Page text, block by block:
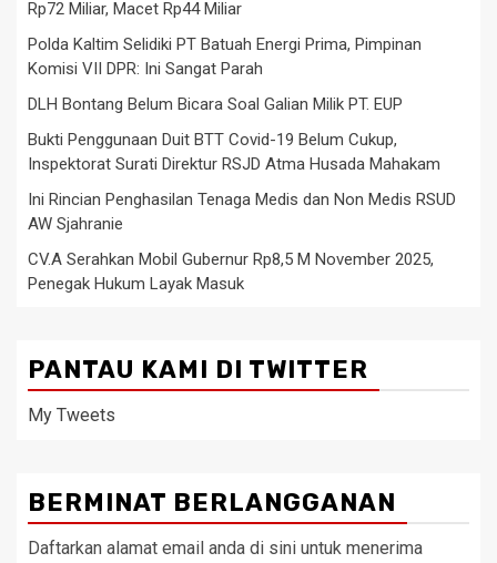
Rp72 Miliar, Macet Rp44 Miliar
Polda Kaltim Selidiki PT Batuah Energi Prima, Pimpinan
Komisi VII DPR: Ini Sangat Parah
DLH Bontang Belum Bicara Soal Galian Milik PT. EUP
Bukti Penggunaan Duit BTT Covid-19 Belum Cukup,
Inspektorat Surati Direktur RSJD Atma Husada Mahakam
Ini Rincian Penghasilan Tenaga Medis dan Non Medis RSUD
AW Sjahranie
CV.A Serahkan Mobil Gubernur Rp8,5 M November 2025,
Penegak Hukum Layak Masuk
PANTAU KAMI DI TWITTER
My Tweets
BERMINAT BERLANGGANAN
Daftarkan alamat email anda di sini untuk menerima